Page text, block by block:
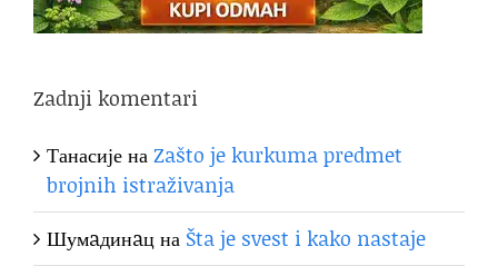
Zadnji komentari
ТанасијенаZašto je kurkuma predmet
brojnih istraživanja
Шумaдинaцна Šta je svest i kako nastaje